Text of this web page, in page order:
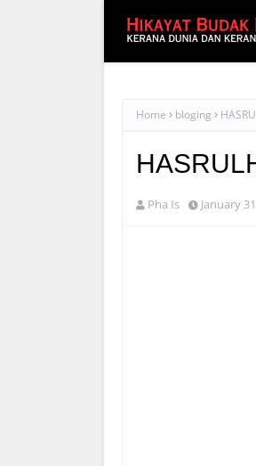
Home bloging
Pha Is January